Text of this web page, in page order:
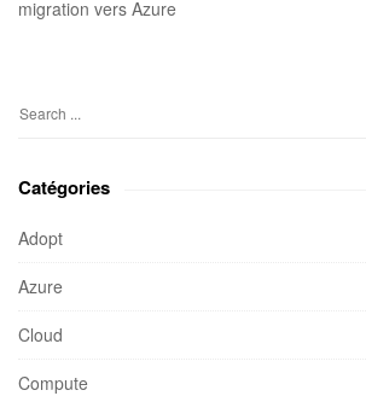
migration vers Azure
S
a
c
f
r
:
Catégories
Adopt
Azure
Cloud
Compute